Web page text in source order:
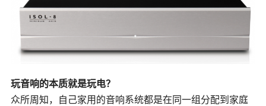
玩音响的本质就是玩电？
众所周知，自己家用的音响系统都是在同一组分配到家庭